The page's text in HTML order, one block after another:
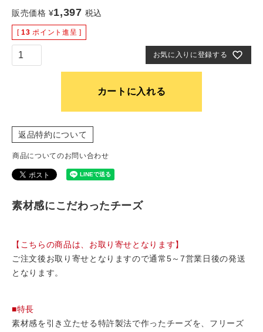
販売価格 ¥1,397 税込
[ 13 ポイント進呈 ]
お気に入りに登録する
カートに入れる
返品特約について
商品についてのお問い合わせ
素材感にこだわったチーズ
【こちらの商品は、お取り寄せとなります】
ご注文後お取り寄せとなりますので通常5～7営業日後の発送
となります。
■特長
素材感を引き立たせる特許製法で作ったチーズを、フリーズ